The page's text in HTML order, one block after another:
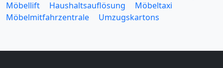
Möbellift
Haushaltsauflösung
Möbeltaxi
Möbelmitfahrzentrale
Umzugskartons